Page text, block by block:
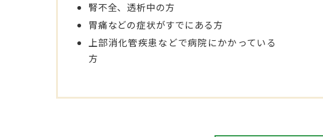
腎不全、透析中の方
胃痛などの症状がすでにある方
上部消化管疾患などで病院にかかっている
方